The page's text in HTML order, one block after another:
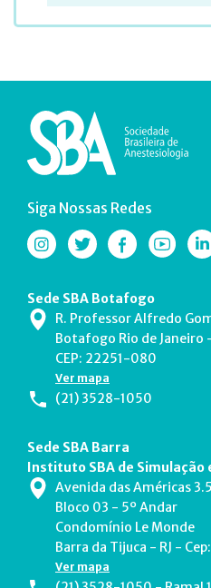
Siga Nossas Redes
Sede SBA Botafogo
R. Professor Alfredo
Botafogo Rio de Janeiro -
CEP: 22251-080
Ver mapa
(21) 3528-1050
Sede SBA Barra
Instituto SBA de Simulação
Avenida das Américas
Bloco 03 - 5º Andar
Condomínio Le Monde
Barra da Tijuca - RJ -
Ver mapa